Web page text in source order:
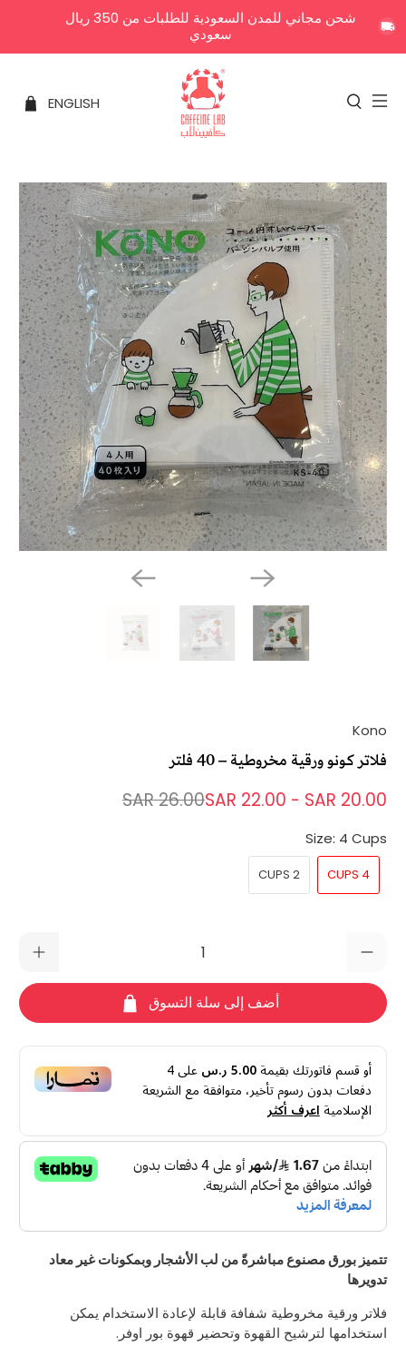
شحن مجاني للمدن السعودية للطلبات من 350 ريال
سعودي
ENGLISH
Kono
فلاتر كونو ورقية مخروطية – 40 فلتر
20.00 SAR
-
22.00 SAR
26.00 SAR
Size: 4 Cups
4 CUPS
2 CUPS
أضف إلى سلة التسوق
أو قسم فاتورتك بقيمة5.00 ر.س على4
دفعات بدون رسوم تأخير، متوافقة مع الشريعة
الإسلاميةاعرف أكثر
تتميز بورق مصنوع مباشرةً من لب الأشجار وبمكونات غير معاد
تدويرها
فلاتر ورقية مخروطية شفافة قابلة لإعادة الاستخدام يمكن
استخدامها لترشيح القهوة وتحضير قهوة بور اوفر.